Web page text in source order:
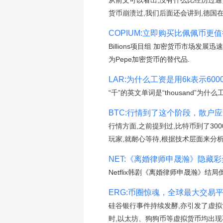
货币崩溃过,我们后面还会讲到,德国
COPIUM:立即购买比佩佩币更
Billions项目组 加密货币市场发展迅
为Pepe加密货币的替代品.
LAR:为什么工资是用6k表示
“千”的英文单词是“thousand”为什
BTC:行情到了这个阶段，散户
行情方面,之前提到过,比特币到了
玩家,就耐心等待,根据技术层面来分
NET:《离婚律师申晟瀚》隐藏
Netflix韩剧《离婚律师申晟瀚》结局
ERG:币圈惊魂，全球最大交易
硅谷银行事件持续发酵,亦引发了虚
时,以太坊、狗狗币等虚拟货币均出